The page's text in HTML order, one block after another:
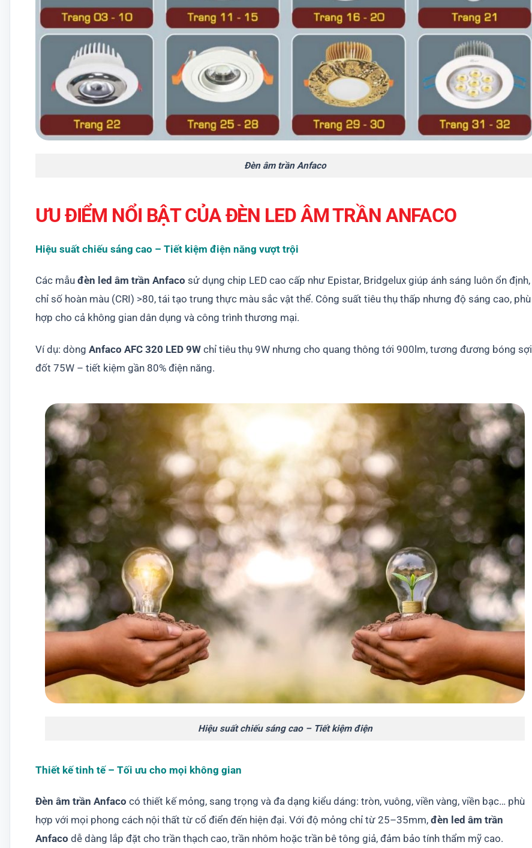
Đèn âm trần Anfaco
ƯU ĐIỂM NỔI BẬT CỦA ĐÈN LED ÂM TRẦN ANFACO
Hiệu suất chiếu sáng cao – Tiết kiệm điện năng vượt trội
Các mẫu đèn led âm trần Anfaco sử dụng chip LED cao cấp như Epistar, Bridgelux giúp ánh sáng luôn ổn định,
chỉ số hoàn màu (CRI) >80, tái tạo trung thực màu sắc vật thể. Công suất tiêu thụ thấp nhưng độ sáng cao, phù
hợp cho cả không gian dân dụng và công trình thương mại.
Ví dụ: dòng Anfaco AFC 320 LED 9W chỉ tiêu thụ 9W nhưng cho quang thông tới 900lm, tương đương bóng sợi
đốt 75W – tiết kiệm gần 80% điện năng.
Hiệu suất chiếu sáng cao – Tiết kiệm điện
Thiết kế tinh tế – Tối ưu cho mọi không gian
Đèn âm trần Anfaco có thiết kế mỏng, sang trọng và đa dạng kiểu dáng: tròn, vuông, viền vàng, viền bạc… phù
hợp với mọi phong cách nội thất từ cổ điển đến hiện đại. Với độ mỏng chỉ từ 25–35mm, đèn led âm trần
Anfaco dễ dàng lắp đặt cho trần thạch cao, trần nhôm hoặc trần bê tông giả, đảm bảo tính thẩm mỹ cao.